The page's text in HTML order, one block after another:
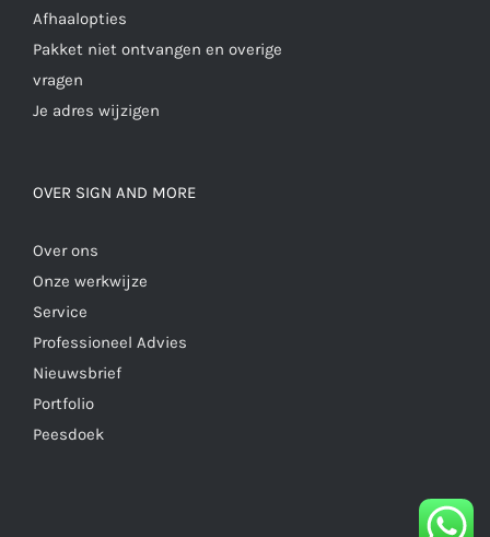
Afhaalopties
Pakket niet ontvangen en overige
vragen
Je adres wijzigen
OVER SIGN AND MORE
Over ons
Onze werkwijze
Service
Professioneel Advies
Nieuwsbrief
Portfolio
Peesdoek